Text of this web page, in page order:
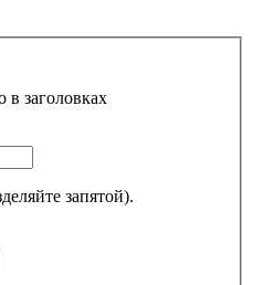
в заголовках
запятой).